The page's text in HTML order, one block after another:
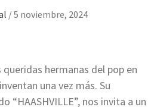
/5 noviembre, 2024
queridas hermanas del pop en
una vez más. Su
“HAASHVILLE”, nos invita a un